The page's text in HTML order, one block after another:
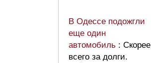
В Одессе подожгли
еще один
автомобиль : Скорее
всего за долги.